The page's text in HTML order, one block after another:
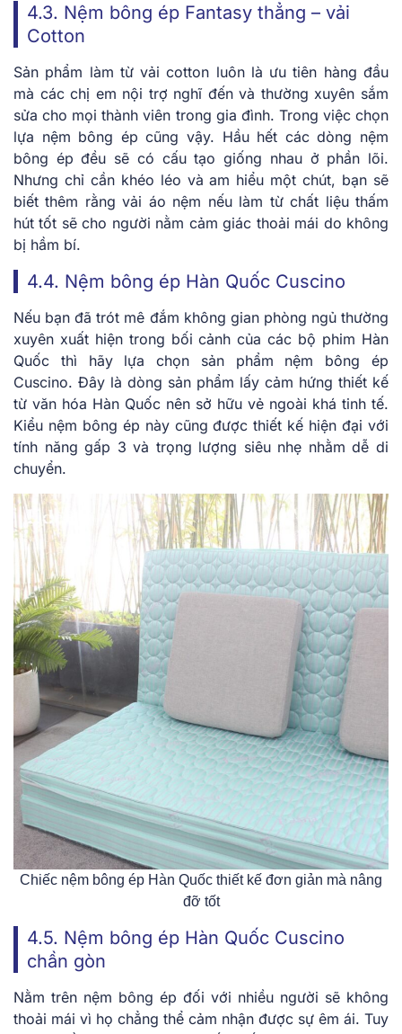
4.3. Nệm bông ép Fantasy thẳng – vải
Cotton
Sản phẩm làm từ vải cotton luôn là ưu tiên hàng đầu
mà các chị em nội trợ nghĩ đến và thường xuyên sắm
sửa cho mọi thành viên trong gia đình. Trong việc chọn
lựa nệm bông ép cũng vậy. Hầu hết các dòng nệm
bông ép đều sẽ có cấu tạo giống nhau ở phần lõi.
Nhưng chỉ cần khéo léo và am hiểu một chút, bạn sẽ
biết thêm rằng vải áo nệm nếu làm từ chất liệu thấm
hút tốt sẽ cho người nằm cảm giác thoải mái do không
bị hầm bí.
4.4. Nệm bông ép Hàn Quốc Cuscino
Nếu bạn đã trót mê đắm không gian phòng ngủ thường
xuyên xuất hiện trong bối cảnh của các bộ phim Hàn
Quốc thì hãy lựa chọn sản phẩm nệm bông ép
Cuscino. Đây là dòng sản phẩm lấy cảm hứng thiết kế
từ văn hóa Hàn Quốc nên sở hữu vẻ ngoài khá tinh tế.
Kiểu nệm bông ép này cũng được thiết kế hiện đại với
tính năng gấp 3 và trọng lượng siêu nhẹ nhằm dễ di
chuyển.
Chiếc nệm bông ép Hàn Quốc thiết kế đơn giản mà nâng
đỡ tốt
4.5. Nệm bông ép Hàn Quốc Cuscino
chần gòn
Nằm trên nệm bông ép đối với nhiều người sẽ không
thoải mái vì họ chẳng thể cảm nhận được sự êm ái. Tuy